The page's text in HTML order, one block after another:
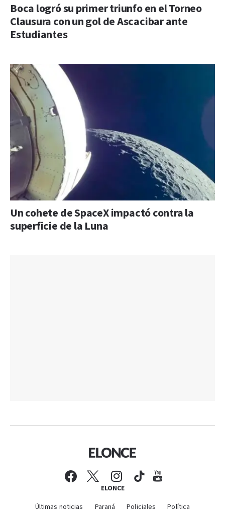
Boca logró su primer triunfo en el Torneo
Clausura con un gol de Ascacibar ante
Estudiantes
Un cohete de SpaceX impactó contra la
superficie de la Luna
ELONCE
Últimas noticias Paraná Policiales
Política